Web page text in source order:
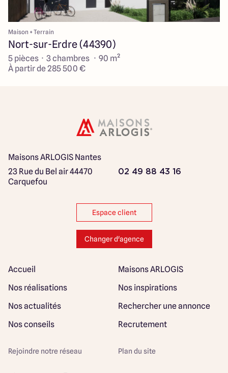
Maison + Terrain
Nort-sur-Erdre (44390)
5 pièces · 3 chambres · 90 m²
À partir de 285 500 €
Maisons ARLOGIS Nantes
23 Rue du Bel air44470
Carquefou
02 49 88 43 16
Espace client
Changer d'agence
Accueil
Maisons ARLOGIS
Nos réalisations
Nos inspirations
Nos actualités
Rechercher une annonce
Nos conseils
Recrutement
Rejoindre notre réseau Plan du site